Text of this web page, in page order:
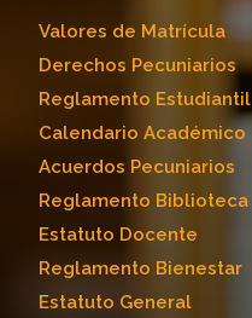
Valores de Matrícula
Derechos Pecuniarios
Reglamento Estudiantil
Calendario Académico
Acuerdos Pecuniarios
Reglamento Biblioteca
Estatuto Docente
Reglamento Bienestar
Estatuto General